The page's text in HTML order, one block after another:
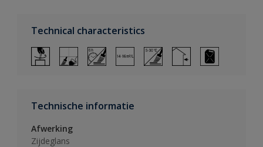
Technical characteristics
Technische informatie
Afwerking
Zijdeglans